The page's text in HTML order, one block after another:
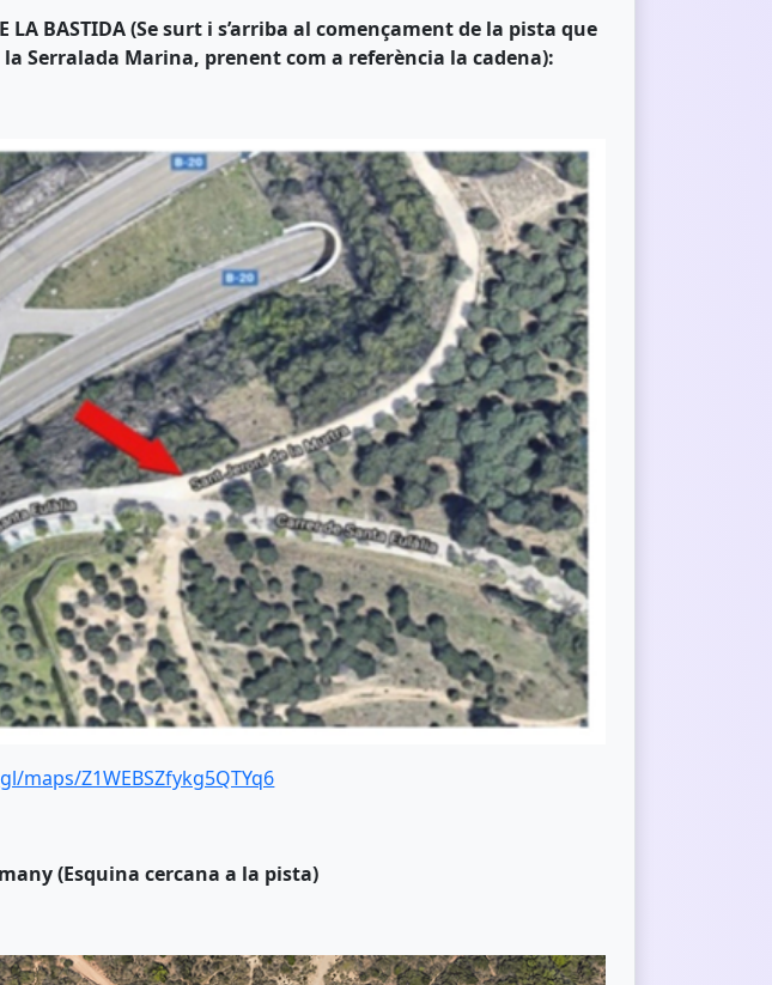
LA BASTIDA (Se surt i s’arriba al començament de la pista que
Serralada Marina, prenent com a referència la cadena):
maps/Z1WEBSZfykg5QTYq6
(Esquina cercana a la pista)